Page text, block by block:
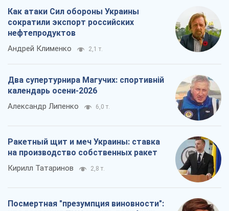
Как атаки Сил обороны Украины
сократили экспорт российских
нефтепродуктов
Андрей Клименко 2,1 т.
Два супертурнира Магучих: спортивній
календарь осени-2026
Александр Липенко 6,0 т.
Ракетный щит и меч Украины: ставка
на производство собственных ракет
Кирилл Татаринов 2,8 т.
Посмертная "презумпция виновности":